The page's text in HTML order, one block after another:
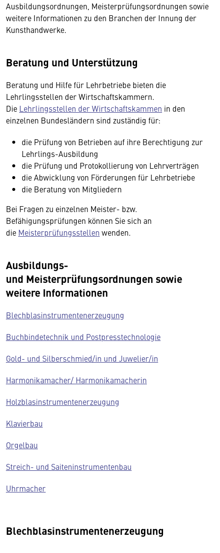
Ausbildungsordnungen, Meisterprüfungsordnungen sowie
weitere Informationen zu den Branchen der Innung der
Kunsthandwerke.
Beratung und Unterstützung
Beratung und Hilfe für Lehrbetriebe bieten die
Lehrlingsstellen der Wirtschaftskammern.
Die Lehrlingsstellen der Wirtschaftskammen in den
einzelnen Bundesländern sind zuständig für:
die Prüfung von Betrieben auf ihre Berechtigung zur
Lehrlings-Ausbildung
die Prüfung und Protokollierung von Lehrverträgen
die Abwicklung von Förderungen für Lehrbetriebe
die Beratung von Mitgliedern
Bei Fragen zu einzelnen Meister- bzw.
Befähigungsprüfungen können Sie sich an
die Meisterprüfungsstellen wenden.
Ausbildungs-
und Meisterprüfungsordnungen sowie
weitere Informationen
Blechblasinstrumentenerzeugung
Buchbindetechnik und Postpresstechnologie
Gold- und Silberschmied/in und Juwelier/in
Harmonikamacher/ Harmonikamacherin
Holzblasinstrumentenerzeugung
Klavierbau
Orgelbau
Streich- und Saiteninstrumentenbau
Uhrmacher
Blechblasinstrumentenerzeugung